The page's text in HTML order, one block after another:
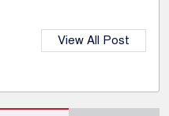
View All Post